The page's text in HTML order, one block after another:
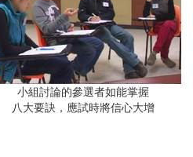
小組討論的參選者如能掌握
八大要訣，應試時將信心大增